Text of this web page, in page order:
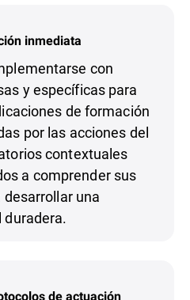
inmediata
con
y específicas para
de formación
por las acciones del
contextuales
a comprender sus
una
duradera.
de actuación